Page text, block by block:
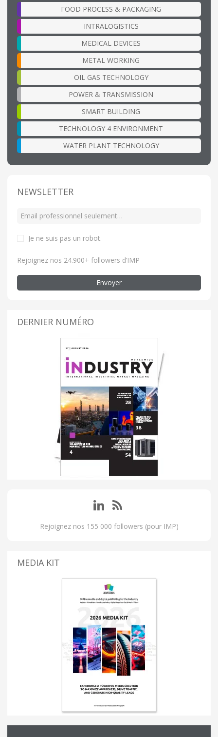
FOOD PROCESS & PACKAGING
INTRALOGISTICS
MEDICAL DEVICES
METAL WORKING
OIL GAS TECHNOLOGY
POWER & TRANSMISSION
SMART BUILDING
TECHNOLOGY 4 ENVIRONMENT
WATER PLANT TECHNOLOGY
NEWSLETTER
Je ne suis pas un robot.
Rejoignez nos 24.900+ followers d’IMP
Envoyer
DERNIER NUMÉRO
Rejoignez nos 155 000 followers (pour IMP)
MEDIA KIT